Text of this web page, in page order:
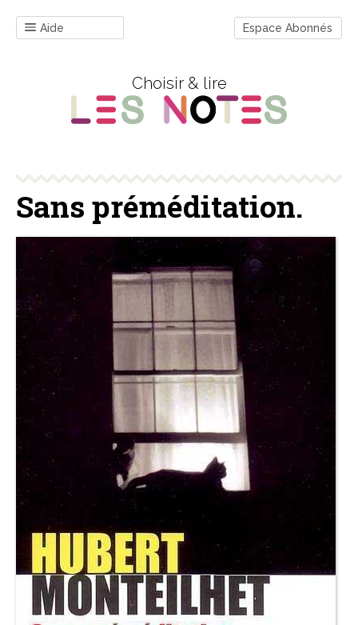
Aide Espace Abonnés
Choisir & lire
Sans préméditation.